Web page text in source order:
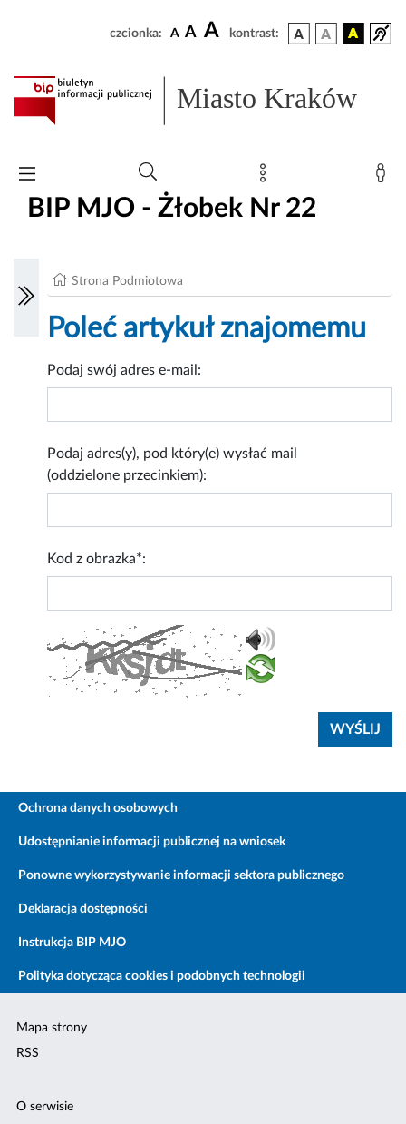
czcionka: A A A kontrast:
Miasto Kraków
BIP MJO - Żłobek Nr 22
Strona Podmiotowa
Poleć artykuł znajomemu
Podaj swój adres e-mail:
Podaj adres(y), pod który(e) wysłać mail
(oddzielone przecinkiem):
Kod z obrazka*:
Ochrona danych osobowych
Udostępnianie informacji publicznej na wniosek
Ponowne wykorzystywanie informacji sektora publicznego
Deklaracja dostępności
Instrukcja BIP MJO
Polityka dotycząca cookies i podobnych technologii
Mapa strony
RSS
O serwisie